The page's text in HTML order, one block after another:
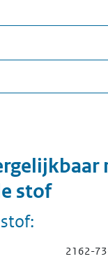
stof
2162-